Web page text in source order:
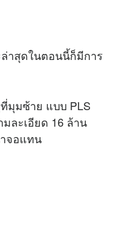
าสุดในตอนนี้ก็มีการ
มุมซ้าย แบบ PLS
ละเอียด 16 ล้าน
จอแทน